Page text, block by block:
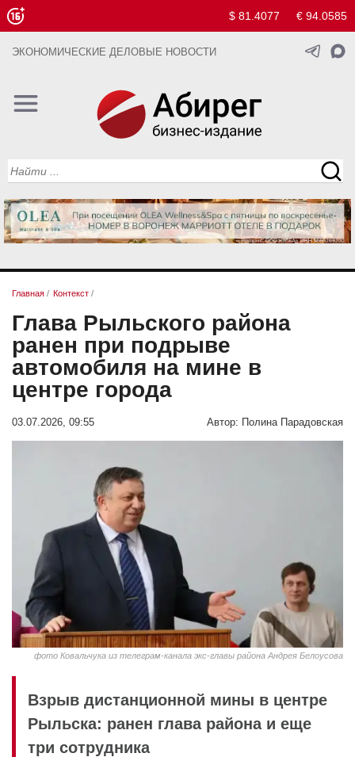
$ 81.4077 € 94.0585
ЭКОНОМИЧЕСКИЕ ДЕЛОВЫЕ НОВОСТИ
Главная / Контекст /
Глава Рыльского района
ранен при подрыве
автомобиля на мине в
центре города
03.07.2026, 09:55 Автор: Полина Парадовская
фото Ковальчука из телеграм-канала экс-главы района Андрея Белоусова
Взрыв дистанционной мины в центре
Рыльска: ранен глава района и еще
три сотрудника